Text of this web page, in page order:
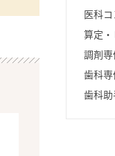
医科
算定
調剤
歯科
歯科